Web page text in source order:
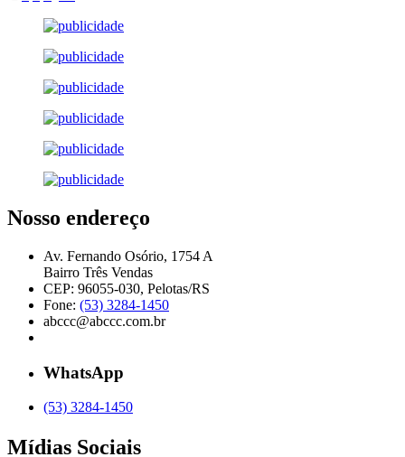
Nosso endereço
Av. Fernando Osório, 1754 A
Bairro Três Vendas
CEP: 96055-030, Pelotas/RS
Fone: (53) 3284-1450
abccc@abccc.com.br
WhatsApp
(53) 3284-1450
Mídias Sociais